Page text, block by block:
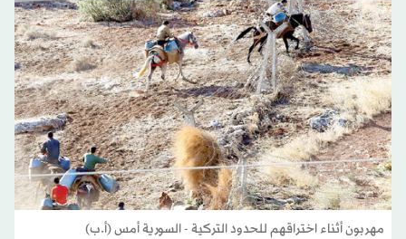
مهربون أثناء اختراقهم للحدود التركية - السورية أمس (أ.ب)